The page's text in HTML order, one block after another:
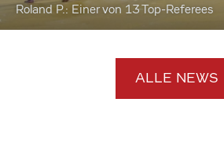
Roland P.: Einer von 13 Top-Referees
ALLE NEWS